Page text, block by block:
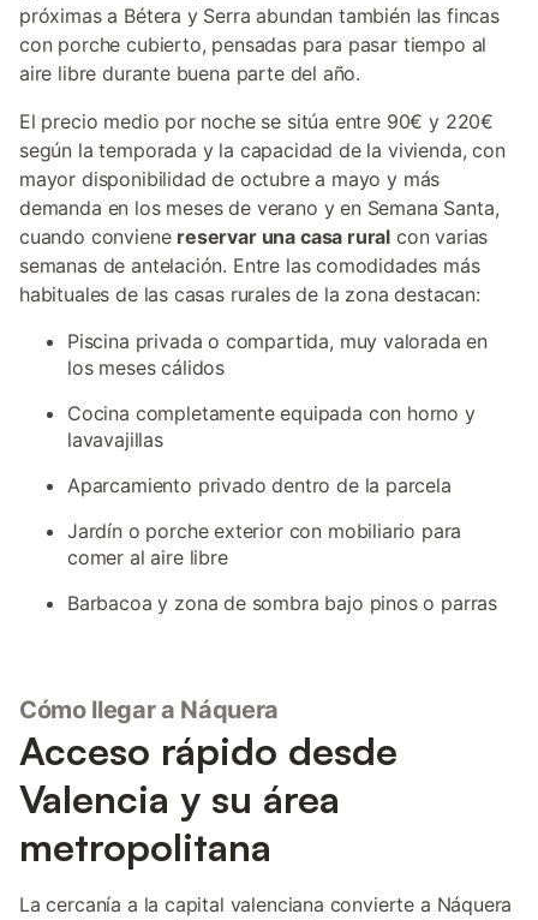
próximas a Bétera y Serra abundan también las fincas
con porche cubierto, pensadas para pasar tiempo al
aire libre durante buena parte del año.
El precio medio por noche se sitúa entre 90€ y 220€
según la temporada y la capacidad de la vivienda, con
mayor disponibilidad de octubre a mayo y más
demanda en los meses de verano y en Semana Santa,
cuando conviene reservar una casa rural con varias
semanas de antelación. Entre las comodidades más
habituales de las casas rurales de la zona destacan:
Piscina privada o compartida, muy valorada en
los meses cálidos
Cocina completamente equipada con horno y
lavavajillas
Aparcamiento privado dentro de la parcela
Jardín o porche exterior con mobiliario para
comer al aire libre
Barbacoa y zona de sombra bajo pinos o parras
Cómo llegar a Náquera
Acceso rápido desde
Valencia y su área
metropolitana
La cercanía a la capital valenciana convierte a Náquera